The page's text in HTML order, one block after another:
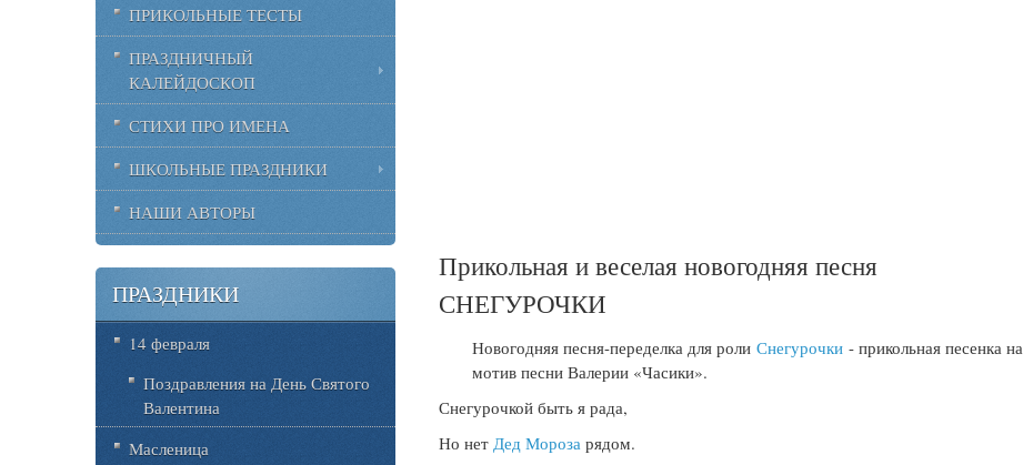
Прикольная и веселая новогодняя песня
СНЕГУРОЧКИ
Новогодняя песня-переделка для ролиСнегурочки - прикольная песенка на
мотив песни Валерии «Часики».
Снегурочкой быть я рада,
Но нет Дед Мороза рядом.
ПРИКОЛЬНЫЕ ТЕСТЫ
ПРАЗДНИЧНЫЙ
КАЛЕЙДОСКОП
СТИХИ ПРО ИМЕНА
ШКОЛЬНЫЕ ПРАЗДНИКИ
НАШИ АВТОРЫ
ПРАЗДНИКИ
14 февраля
Поздравления на День Святого
Валентина
Масленица